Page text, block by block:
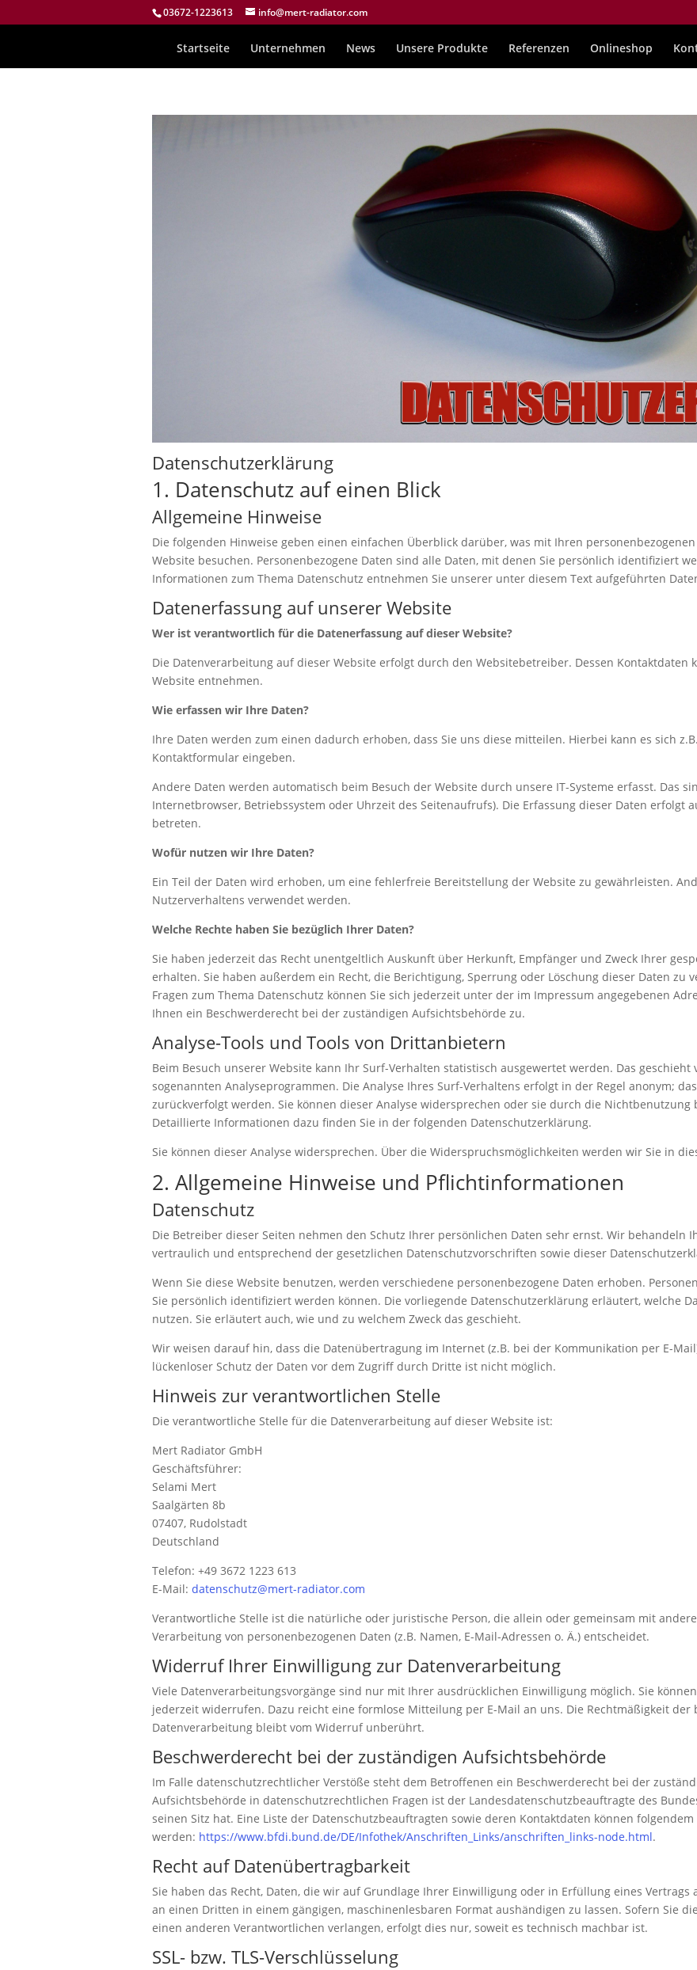
03672-1223613 info@mert-radiator.com
Startseite Unternehmen News Unsere Produkte Referenzen Onlineshop
Datenschutzerklärung
1. Datenschutz auf einen Blick
Allgemeine Hinweise
Die folgenden Hinweise geben einen einfachen Überblick darüber, was mit Ihren
Website besuchen. Personenbezogene Daten sind alle Daten, mit denen Sie persönlich identifiziert
Informationen zum Thema Datenschutz entnehmen Sie unserer unter diesem Text aufgeführten
Datenerfassung auf unserer Website
Wer ist verantwortlich für die Datenerfassung auf dieser Website?
Die Datenverarbeitung auf dieser Website erfolgt durch den Websitebetreiber. Dessen Kontaktdaten
Website entnehmen.
Wie erfassen wir Ihre Daten?
Ihre Daten werden zum einen dadurch erhoben, dass Sie uns diese mitteilen. Hierbei kann es sich
Kontaktformular eingeben.
Andere Daten werden automatisch beim Besuch der Website durch unsere IT-Systeme erfasst. Das
Internetbrowser, Betriebssystem oder Uhrzeit des Seitenaufrufs). Die Erfassung dieser Daten erfolgt
betreten.
Wofür nutzen wir Ihre Daten?
Ein Teil der Daten wird erhoben, um eine fehlerfreie Bereitstellung der Website zu gewährleisten.
Nutzerverhaltens verwendet werden.
Welche Rechte haben Sie bezüglich Ihrer Daten?
Sie haben jederzeit das Recht unentgeltlich Auskunft über Herkunft, Empfänger und Zweck Ihrer
erhalten. Sie haben außerdem ein Recht, die Berichtigung, Sperrung oder Löschung dieser Daten zu
Fragen zum Thema Datenschutz können Sie sich jederzeit unter der im Impressum angegebenen
Ihnen ein Beschwerderecht bei der zuständigen Aufsichtsbehörde zu.
Analyse-Tools und Tools von Drittanbietern
Beim Besuch unserer Website kann Ihr Surf-Verhalten statistisch ausgewertet werden. Das
sogenannten Analyseprogrammen. Die Analyse Ihres Surf-Verhaltens erfolgt in der Regel anonym;
zurückverfolgt werden. Sie können dieser Analyse widersprechen oder sie durch die
Detaillierte Informationen dazu finden Sie in der folgenden Datenschutzerklärung.
Sie können dieser Analyse widersprechen. Über die Widerspruchsmöglichkeiten werden wir Sie in
2. Allgemeine Hinweise und Pflichtinformationen
Datenschutz
Die Betreiber dieser Seiten nehmen den Schutz Ihrer persönlichen Daten sehr ernst. Wir behandeln
vertraulich und entsprechend der gesetzlichen Datenschutzvorschriften sowie dieser
Wenn Sie diese Website benutzen, werden verschiedene personenbezogene Daten erhoben.
Sie persönlich identifiziert werden können. Die vorliegende Datenschutzerklärung erläutert, welche
nutzen. Sie erläutert auch, wie und zu welchem Zweck das geschieht.
Wir weisen darauf hin, dass die Datenübertragung im Internet (z.B. bei der Kommunikation per E-
lückenloser Schutz der Daten vor dem Zugriff durch Dritte ist nicht möglich.
Hinweis zur verantwortlichen Stelle
Die verantwortliche Stelle für die Datenverarbeitung auf dieser Website ist:
Mert Radiator GmbH
Geschäftsführer:
Selami Mert
Saalgärten 8b
07407, Rudolstadt
Deutschland
Telefon: +49 3672 1223 613
E-Mail: datenschutz@mert-radiator.com
Verantwortliche Stelle ist die natürliche oder juristische Person, die allein oder gemeinsam mit
Verarbeitung von personenbezogenen Daten (z.B. Namen, E-Mail-Adressen o. Ä.) entscheidet.
Widerruf Ihrer Einwilligung zur Datenverarbeitung
Viele Datenverarbeitungsvorgänge sind nur mit Ihrer ausdrücklichen Einwilligung möglich. Sie
jederzeit widerrufen. Dazu reicht eine formlose Mitteilung per E-Mail an uns. Die Rechtmäßigkeit
Datenverarbeitung bleibt vom Widerruf unberührt.
Beschwerderecht bei der zuständigen Aufsichtsbehörde
Im Falle datenschutzrechtlicher Verstöße steht dem Betroffenen ein Beschwerderecht bei der
Aufsichtsbehörde in datenschutzrechtlichen Fragen ist der Landesdatenschutzbeauftragte des
seinen Sitz hat. Eine Liste der Datenschutzbeauftragten sowie deren Kontaktdaten können
werden: https://www.bfdi.bund.de/DE/Infothek/Anschriften_Links/anschriften_links-node.html.
Recht auf Datenübertragbarkeit
Sie haben das Recht, Daten, die wir auf Grundlage Ihrer Einwilligung oder in Erfüllung eines
an einen Dritten in einem gängigen, maschinenlesbaren Format aushändigen zu lassen. Sofern Sie
einen anderen Verantwortlichen verlangen, erfolgt dies nur, soweit es technisch machbar ist.
SSL- bzw. TLS-Verschlüsselung